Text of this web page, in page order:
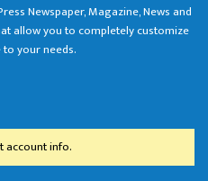
Newspaper, Magazine, News and
allow you to completely customize
your needs.
account info.